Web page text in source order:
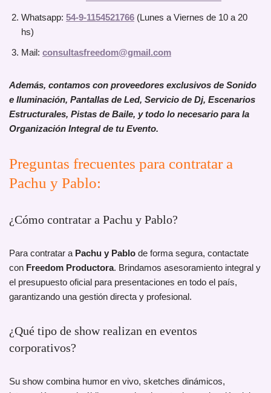
Whatsapp: 54-9-1154521766 (Lunes a Viernes de 10 a 20
hs)
Mail: consultasfreedom@gmail.com
Además, contamos con proveedores exclusivos de Sonido
e Iluminación, Pantallas de Led, Servicio de Dj, Escenarios
Estructurales, Pistas de Baile, y todo lo necesario para la
Organización Integral de tu Evento.
Preguntas frecuentes para contratar a
Pachu y Pablo:
¿Cómo contratar a Pachu y Pablo?
Para contratar a Pachu y Pablo de forma segura, contactate
con Freedom Productora. Brindamos asesoramiento integral y
el presupuesto oficial para presentaciones en todo el país,
garantizando una gestión directa y profesional.
¿Qué tipo de show realizan en eventos
corporativos?
Su show combina humor en vivo, sketches dinámicos,